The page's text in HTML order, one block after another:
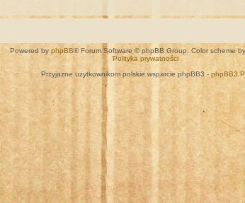
Powered by phpBB® Forum Software © phpBB Group. Color scheme by
Polityka prywatności
Przyjazne użytkownikom polskie wsparcie phpBB3 -